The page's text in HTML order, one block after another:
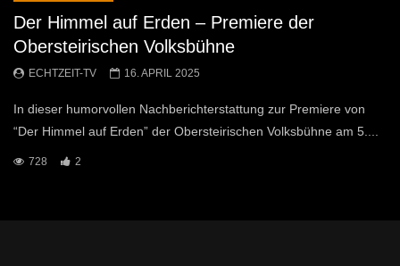
Der Himmel auf Erden – Premiere der
Obersteirischen Volksbühne
ECHTZEIT-TV 16. APRIL 2025
In dieser humorvollen Nachberichterstattung zur Premiere von
“Der Himmel auf Erden” der Obersteirischen Volksbühne am 5....
728 2